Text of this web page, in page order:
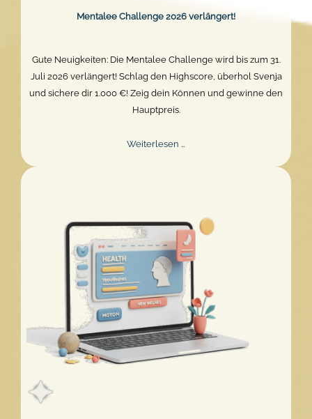
Mentalee Challenge 2026 verlängert!
Gute Neuigkeiten: Die Mentalee Challenge wird bis zum 31.
Juli 2026 verlängert! Schlag den Highscore, überhol Svenja
und sichere dir 1.000 €! Zeig dein Können und gewinne den
Hauptpreis.
Weiterlesen …